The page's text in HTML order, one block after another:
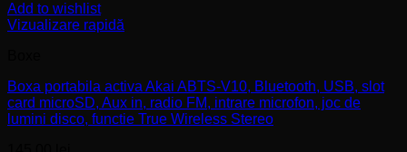
Add to wishlist
Vizualizare rapidă
Boxa portabila activa Akai ABTS-V10, Bluetooth, USB, slot
card microSD, Aux in, radio FM, intrare microfon, joc de
lumini disco, functie True Wireless Stereo